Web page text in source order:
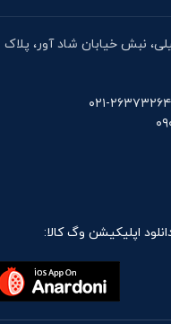
اپلیکیشن وگ کالا: